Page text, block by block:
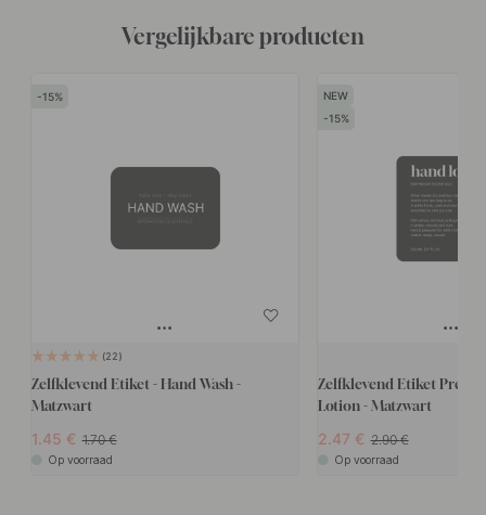
Vergelijkbare producten
15
22
Zelfklevend Etiket - Hand Wash -
Matzwart
1.45 1.70
Op voorraad
15
Zelfklevend Etiket
Lotion - Matzwart
2.47 2.90
Op voorraad